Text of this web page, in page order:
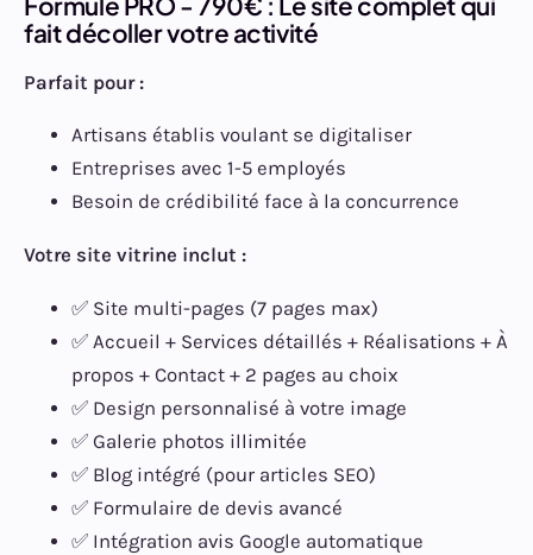
fait décoller votre activité
Parfait pour :
Artisans établis voulant se digitaliser
Entreprises avec 1-5 employés
Besoin de crédibilité face à la concurrence
Votre site vitrine inclut :
✅ Site multi-pages (7 pages max)
✅ Accueil + Services détaillés + Réalisations + À
propos + Contact + 2 pages au choix
✅ Design personnalisé à votre image
✅ Galerie photos illimitée
✅ Blog intégré (pour articles SEO)
✅ Formulaire de devis avancé
✅ Intégration avis Google automatique